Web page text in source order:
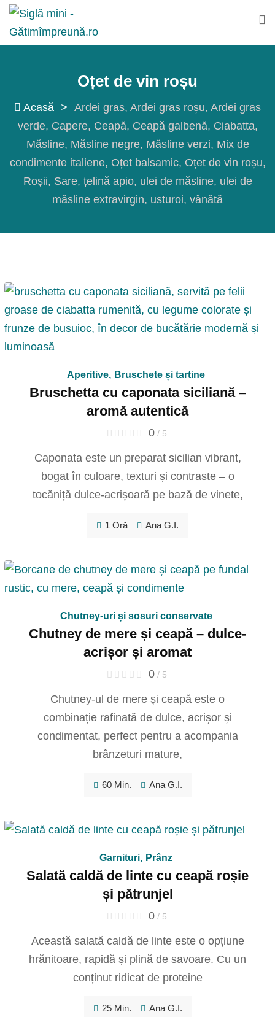
Sări
conținut
Oțet de vin roșu
Acasă > Ardei gras Ardei gras roșu Ardei gras
verde Capere Ceapă Ceapă galbenă Ciabatta
Măsline Măsline negre Măsline verzi Mix de
condimente italiene Oțet balsamic Oțet de vin roșu
Roșii Sare țelină apio ulei de măsline ulei de
măsline extravirgin usturoi vânătă
Aperitive, Bruschete și tartine
Bruschetta cu caponata siciliană –
aromă autentică
0/ 5
Caponata este un preparat sicilian vibrant,
bogat în culoare, texturi și contraste – o
tocăniță dulce-acrișoară pe bază de vinete,
1 Oră Ana G.I.
Chutney-uri și sosuri conservate
Chutney de mere și ceapă – dulce-
acrișor și aromat
0/ 5
Chutney-ul de mere și ceapă este o
combinație rafinată de dulce, acrișor și
condimentat, perfect pentru a acompania
brânzeturi mature,
60 Min. Ana G.I.
Garnituri, Prânz
Salată caldă de linte cu ceapă roșie
și pătrunjel
0/ 5
Această salată caldă de linte este o opțiune
hrănitoare, rapidă și plină de savoare. Cu un
conținut ridicat de proteine
25 Min. Ana G.I.